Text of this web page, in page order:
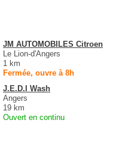
JM AUTOMOBILES Citroen
Le Lion-d'Angers
1 km
Fermée, ouvre à 8h
J.E.D.I Wash
Angers
19 km
Ouvert en continu